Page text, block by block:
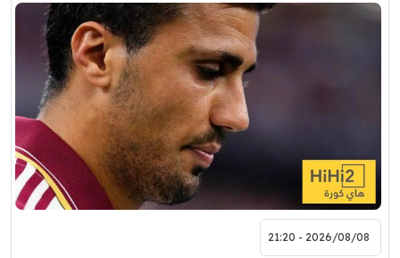
2026/08/08 - 21:20